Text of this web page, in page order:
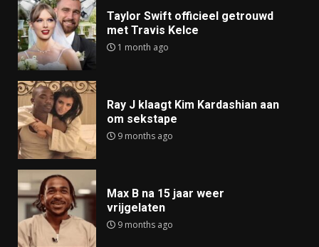
Taylor Swift officieel getrouwd
met Travis Kelce
1 month ago
Ray J klaagt Kim Kardashian aan
om sekstape
9 months ago
Max B na 15 jaar weer
vrijgelaten
9 months ago